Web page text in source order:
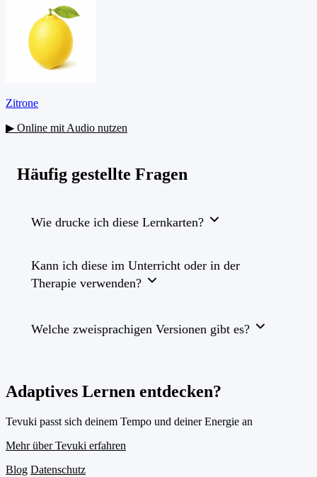
Zitrone
▶ Online mit Audio nutzen
Häufig gestellte Fragen
Wie drucke ich diese Lernkarten?
Kann ich diese im Unterricht oder in der
Therapie verwenden?
Welche zweisprachigen Versionen gibt es?
Adaptives Lernen entdecken?
Tevuki passt sich deinem Tempo und deiner Energie an
Mehr über Tevuki erfahren
Blog Datenschutz